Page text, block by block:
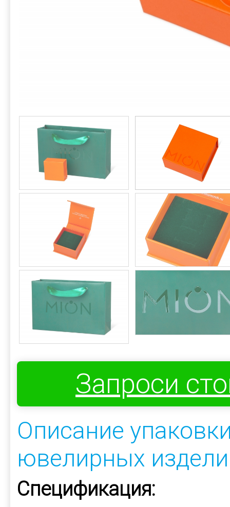
Запроси
Описание
ювелирных
Спецификация: